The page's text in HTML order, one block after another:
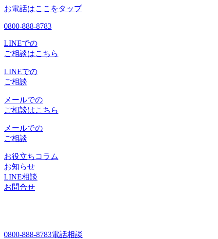
お電話はここをタップ
0800-888-8783
LINEでの
ご相談はこちら
LINEでの
ご相談
メールでの
ご相談はこちら
メールでの
ご相談
お役立ちコラム
お知らせ
LINE相談
お問合せ
0800-888-8783電話相談